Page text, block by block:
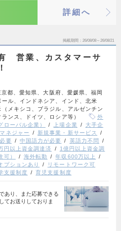
詳細へ
掲載期間 26/08/08～26/08/21
営業、カスタマーサ
京都、愛知県、大阪府、愛媛県、福岡
ル、インドネシア、インド、北米
メキシコ、ブラジル、アルゼンチン
ンス、ドイツ、ロシア等）
外
ローバル企業） 上場企業
大手企
ネジャー
新規事業・新サービス
要 中国語力が必要
英語力不問
円以上資金調達済
1億円以上資金調
可） 海外転勤
年収600万以上
プションあり
リモートワーク可
支援制度 育児支援制度
あり、また応募できる
てお送りしておりま